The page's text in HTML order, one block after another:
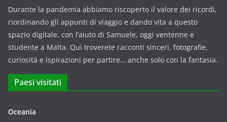
Durante la pandemia abbiamo riscoperto il valore dei ricordi,
riordinando gli appunti di viaggio e dando vita a questo
spazio digitale, con l’aiuto di Samuele, oggi ventenne e
studente a Malta. Qui troverete racconti sinceri, fotografie,
curiosità e ispirazioni per partire… anche solo con la fantasia.
Paesi visitati
Oceania